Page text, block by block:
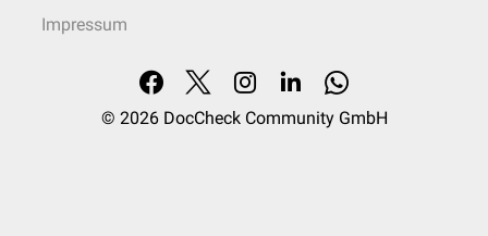
Impressum
© 2026 DocCheck Community GmbH